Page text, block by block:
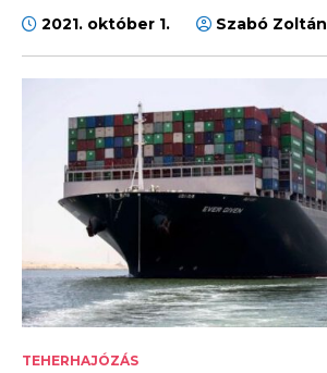
2021. október 1. Szabó Zoltán
TEHERHAJÓZÁS